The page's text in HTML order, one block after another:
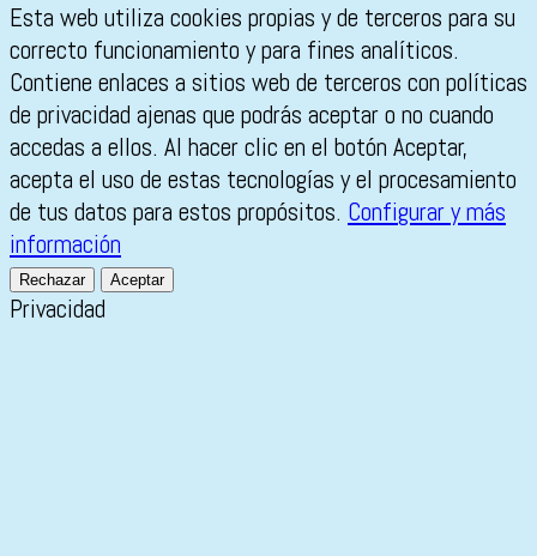
Esta web utiliza cookies propias y de terceros para su
correcto funcionamiento y para fines analíticos.
Contiene enlaces a sitios web de terceros con políticas
de privacidad ajenas que podrás aceptar o no cuando
accedas a ellos. Al hacer clic en el botón Aceptar,
acepta el uso de estas tecnologías y el procesamiento
de tus datos para estos propósitos. Configurar y más
información
Rechazar Aceptar
Privacidad